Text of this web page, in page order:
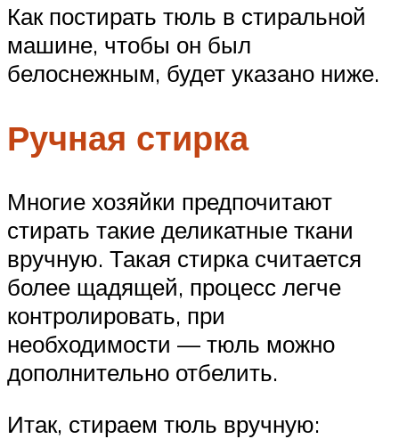
Как постирать тюль в стиральной
машине, чтобы он был
белоснежным, будет указано ниже.
Ручная стирка
Многие хозяйки предпочитают
стирать такие деликатные ткани
вручную. Такая стирка считается
более щадящей, процесс легче
контролировать, при
необходимости — тюль можно
дополнительно отбелить.
Итак, стираем тюль вручную: